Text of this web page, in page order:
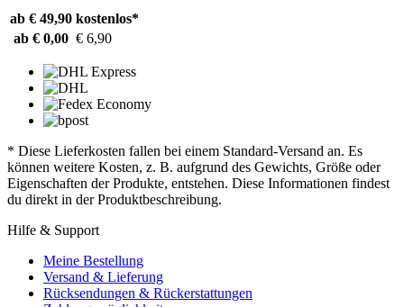
ab € 49,90 kostenlos*
ab € 0,00 € 6,90
* Diese Lieferkosten fallen bei einem Standard-Versand an. Es
können weitere Kosten, z. B. aufgrund des Gewichts, Größe oder
Eigenschaften der Produkte, entstehen. Diese Informationen findest
du direkt in der Produktbeschreibung.
Hilfe & Support
Meine Bestellung
Versand & Lieferung
Rücksendungen & Rückerstattungen